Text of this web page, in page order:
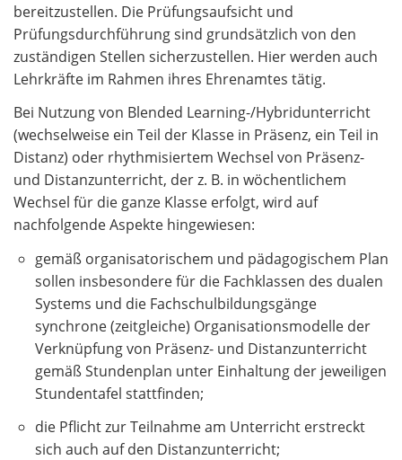
bereitzustellen. Die Prüfungsaufsicht und
Prüfungsdurchführung sind grundsätzlich von den
zuständigen Stellen sicherzustellen. Hier werden auch
Lehrkräfte im Rahmen ihres Ehrenamtes tätig.
Bei Nutzung von Blended Learning-/Hybridunterricht
(wechselweise ein Teil der Klasse in Präsenz, ein Teil in
Distanz) oder rhythmisiertem Wechsel von Präsenz-
und Distanzunterricht, der z. B. in wöchentlichem
Wechsel für die ganze Klasse erfolgt, wird auf
nachfolgende Aspekte hingewiesen:
gemäß organisatorischem und pädagogischem Plan
sollen insbesondere für die Fachklassen des dualen
Systems und die Fachschulbildungsgänge
synchrone (zeitgleiche) Organisationsmodelle der
Verknüpfung von Präsenz- und Distanzunterricht
gemäß Stundenplan unter Einhaltung der jeweiligen
Stundentafel stattfinden;
die Pflicht zur Teilnahme am Unterricht erstreckt
sich auch auf den Distanzunterricht;